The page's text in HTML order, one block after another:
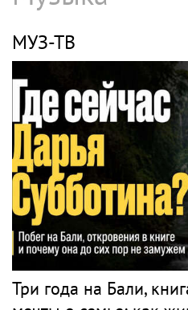
Волочкова
Билана в Москве за
НЕТРЕБКО